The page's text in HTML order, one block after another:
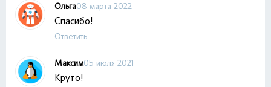
Ольга08 марта 2022
Спасибо!
Ответить
Максим05 июля 2021
Круто!